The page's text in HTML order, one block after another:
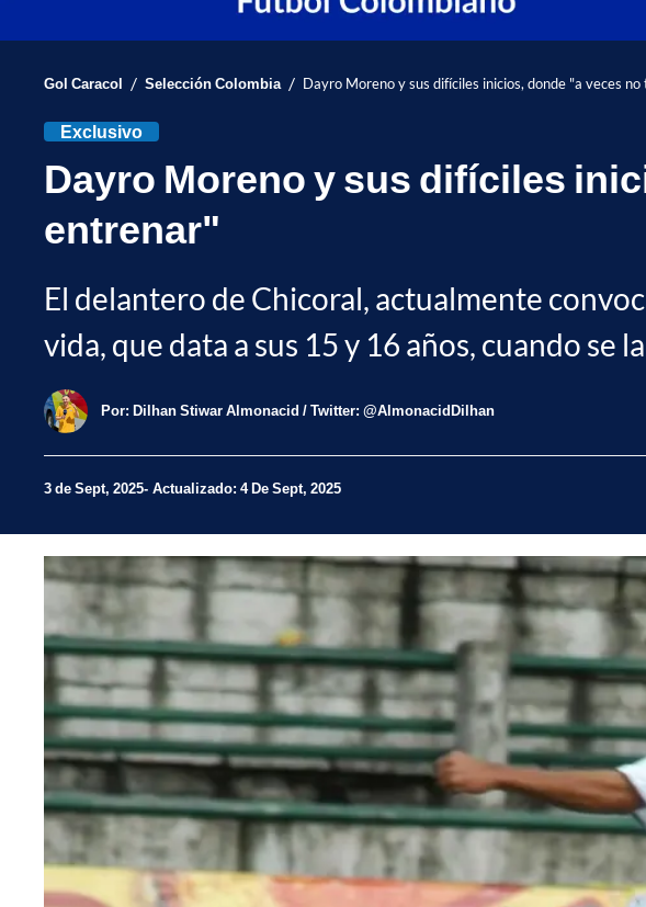
Gol Caracol / Selección Colombia / Dayro Moreno y sus difíciles inicios, donde "a veces
Exclusivo
Dayro Moreno y sus difíciles
entrenar"
El delantero de Chicoral, actualmente
vida, que data a sus 15 y 16 años, cuando se
Por: Dilhan Stiwar Almonacid / Twitter: @AlmonacidDilhan
3 de Sept, 2025 Actualizado: 4 De Sept, 2025